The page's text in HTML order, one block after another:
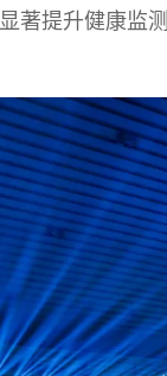
著提升健康监